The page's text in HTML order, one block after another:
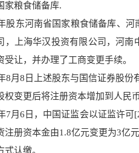
家粮食储备库.
股东河南省国家粮食储备库、
，上海华汉投资有限公司，河
受让，并办理了工商变更手续。
8月8日上述股东与国信证券股
权变更后将注册资本增加到人民
7月6日，中国证监会以证监许
注册资本金由1.8亿元变更为3亿
式认缴。